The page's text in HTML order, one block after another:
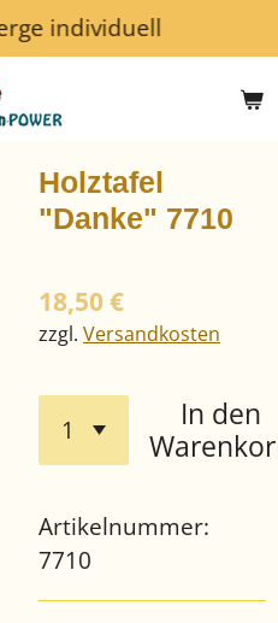
individuell
Holztafel
"Danke" 7710
18,50 €
zzgl. Versandkosten
In den
Artikelnummer:
7710